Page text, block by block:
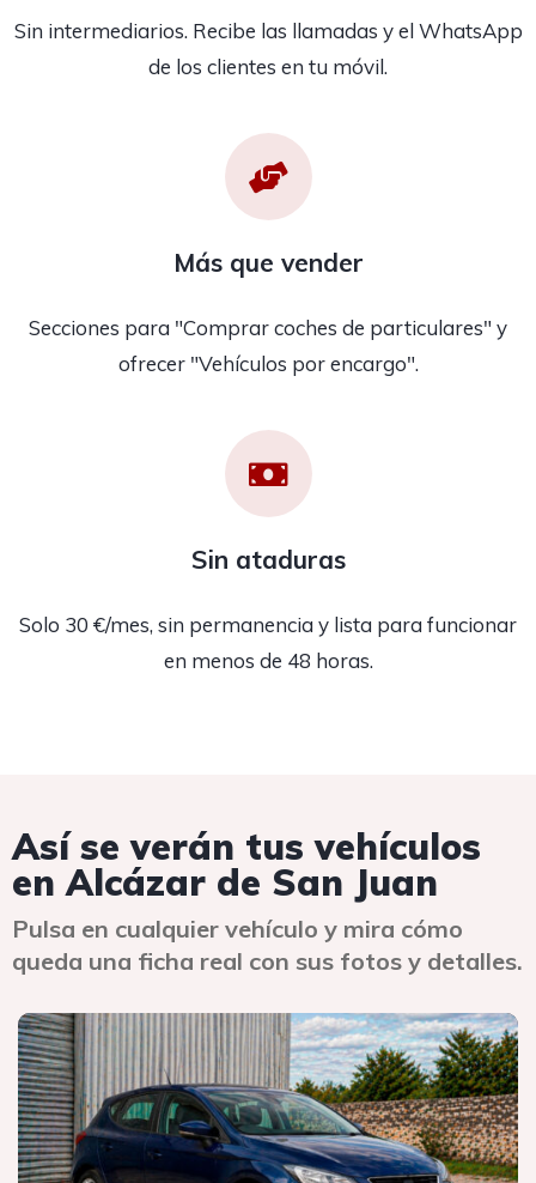
Sin intermediarios. Recibe las llamadas y el WhatsApp
de los clientes en tu móvil.
Más que vender
Secciones para "Comprar coches de particulares" y
ofrecer "Vehículos por encargo".
Sin ataduras
Solo 30 €/mes, sin permanencia y lista para funcionar
en menos de 48 horas.
Así se verán tus vehículos
en Alcázar de San Juan
Pulsa en cualquier vehículo y mira cómo
queda una ficha real con sus fotos y detalles.